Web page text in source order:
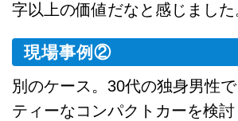
字以上の価値だなと感じました
現場事例②
別のケース。30代の独身男性
ティーなコンパクトカーを検討